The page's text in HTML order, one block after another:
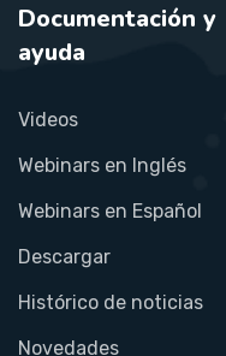
Documentación y
ayuda
Videos
Webinars en Inglés
Webinars en Español
Descargar
Histórico de noticias
Novedades